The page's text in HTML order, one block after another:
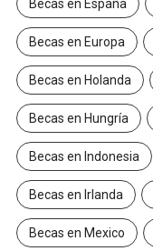
Becas en España
Becas en Europa
Becas en Holanda
Becas en Hungría
Becas en Indonesia
Becas en Irlanda
Becas en Mexico